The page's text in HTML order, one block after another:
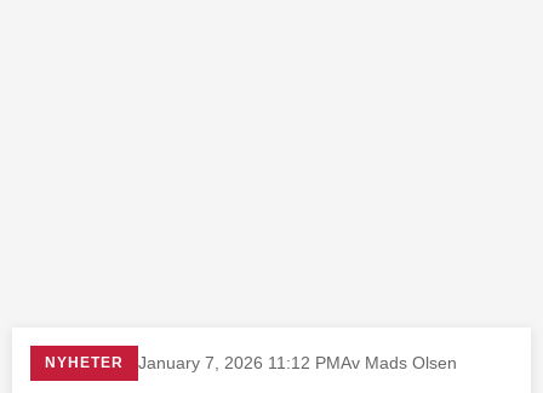
NYHETER January 7, 2026 11:12 PMAv Mads Olsen